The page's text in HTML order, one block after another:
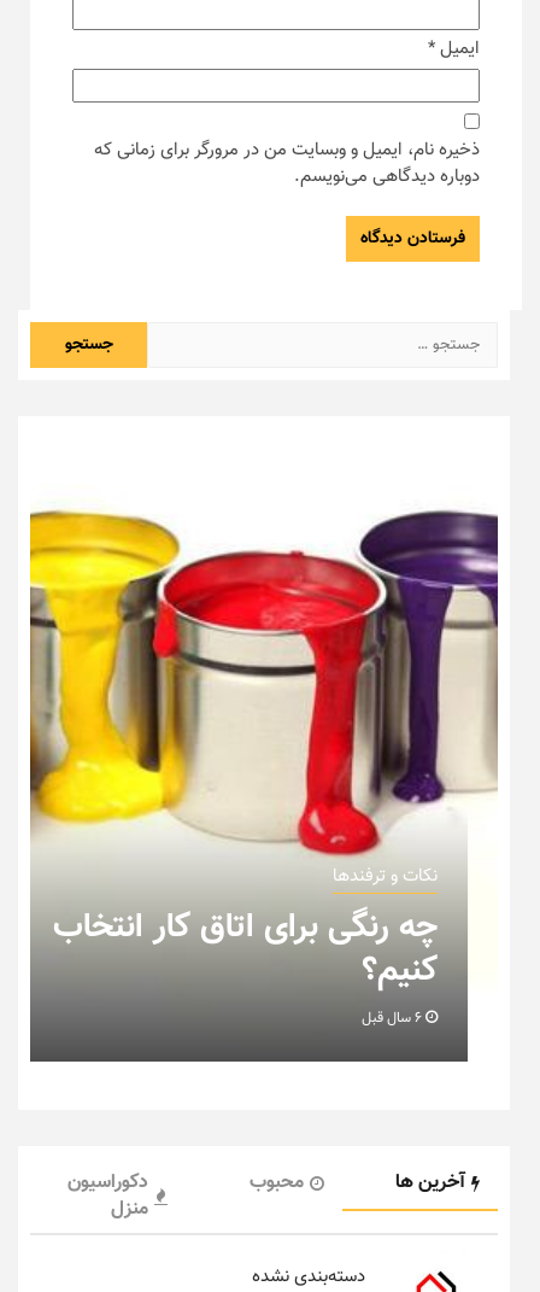
ایمیل*
ذخیره نام، ایمیل و وبسایت من در مرورگر برای زمانی که
دوباره دیدگاهی می‌نویسم.
جستجو
برای:
نکات و ترفندها
چه رنگی برای اتاق کار انتخاب
کنیم؟
آخرین ها محبوب
دکوراسیون
منزل
دسته‌بندی نشده